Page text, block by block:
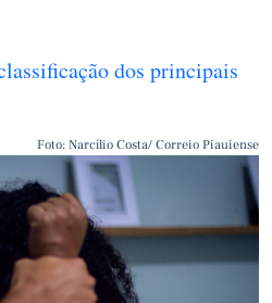
dos principais
Foto: Narcílio Costa/ Correio Piauiense